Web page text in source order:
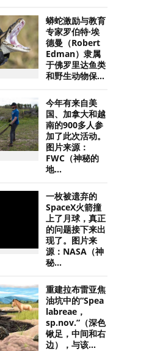
蟒蛇激励与教育
专家罗伯特·埃
德曼（Robert
Edman）隶属
于佛罗里达鱼类
和野生动物保...
今年有来自美
国、加拿大和越
南的900多人参
加了此次活动。
图片来源：
FWC（神秘的
地...
一枚被遗弃的
SpaceX火箭撞
上了月球，真正
的问题接下来出
现了。图片来
源：NASA（神
秘...
重建拉布雷亚焦
油坑中的“Spea
labreae，
sp.nov.”（深色
锹足，中间和右
边），与该...